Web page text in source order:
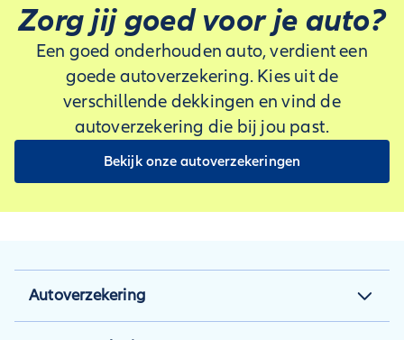
Zorg jij goed voor je auto?
Een goed onderhouden auto, verdient een
goede autoverzekering. Kies uit de
verschillende dekkingen en vind de
autoverzekering die bij jou past.
Bekijk onze autoverzekeringen
Autoverzekering
Autoverzekering